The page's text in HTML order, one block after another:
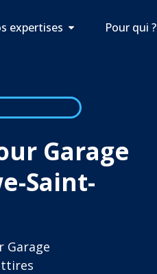
expertises Pour qui ?
Garage
Saint-
Garage